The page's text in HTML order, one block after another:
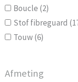
Boucle (2)
Stof fibreguard
Touw(6)
Afmeting